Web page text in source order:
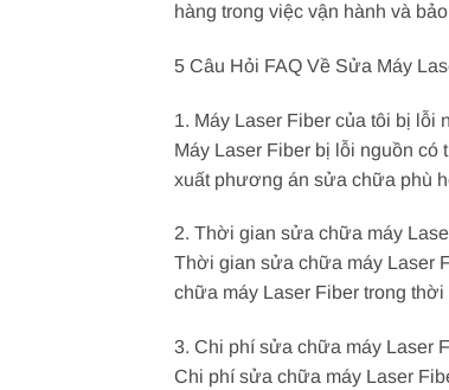
hàng trong việc vận hành và
5 Câu Hỏi FAQ Về Sửa Máy
1. Máy Laser Fiber của tôi bị
Máy Laser Fiber bị lỗi nguồn
xuất phương án sửa chữa phù
2. Thời gian sửa chữa máy
Thời gian sửa chữa máy Laser
chữa máy Laser Fiber trong
3. Chi phí sửa chữa máy Laser
Chi phí sửa chữa máy Laser